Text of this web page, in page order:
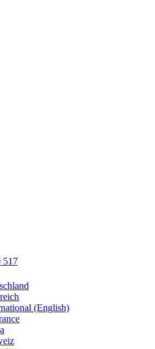
517
(English)